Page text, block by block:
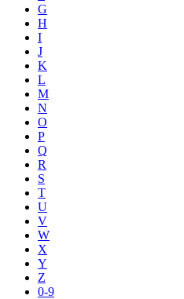
G
H
I
J
K
L
M
N
O
P
Q
R
S
T
U
V
W
X
Y
Z
0-9